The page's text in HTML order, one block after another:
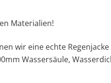
Materialien!
wir eine echte
Wassersäule,